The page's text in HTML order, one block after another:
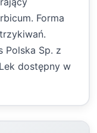
Forma
Polska Sp. z
dostępny w